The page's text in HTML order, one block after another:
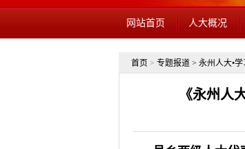
网站首页 人大概况
首页 > 专题报道 > 永州人大•
《永州人